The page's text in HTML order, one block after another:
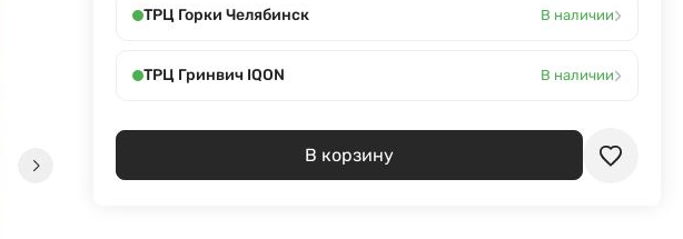
ТРЦ Горки Челябинск В наличии›
ТРЦ Гринвич IQON В наличии›
В корзину